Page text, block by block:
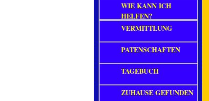
WIE KANN ICH
HELFEN?
VERMITTLUNG
PATENSCHAFTEN
TAGEBUCH
ZUHAUSE GEFUNDEN